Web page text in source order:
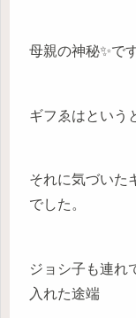
母親の神秘✨です
ギフゑはという
それに気づいた
でした。
ジョシ子も連れ
入れた途端